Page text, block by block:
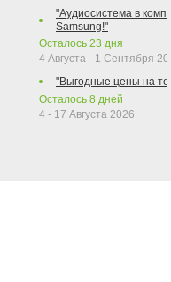
"Аудиосистема в
Samsung!"
Осталось 23 дня
4 Августа - 1 Сентября
"Выгодные цены на
Осталось 8 дней
4 - 17 Августа 2026